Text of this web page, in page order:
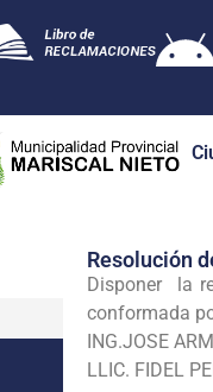
Resolución
Disponer la
conformada
ING.JOSE
LLIC.